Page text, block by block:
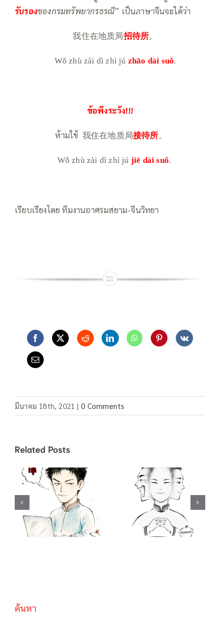
รับรองของกรมทรัพยากรธรณี” เป็นภาษาจีนจะได้ว่า
我住在地质局招待所。
Wǒ zhù zài dì zhì jú zhāo dài suǒ.
ข้อพึงระวัง!!!
ห้ามใช้ 我住在地质局接待所。
Wǒ zhù zài dì zhì jú jiē dài suǒ.
เรียบเรียงโดย ทีมงานอาศรมสยาม-จีนวิทยา
มีนาคม 18th, 2021 | 0 Comments
Related Posts
คำสแลง 酸民 ชาว
เน็ตขี้อิจฉา / 吃不
到葡萄说葡萄酸
กินองุ่นไม่ได้ เลย
บอกว่าองุ่นเปรี้ยว
คำสแลง “อยู่เป็น”
/ 死马当做活马医
ทำเต็มที่เผื่อจะมี
ปาฏิหาริย์ / 聪明
反被聪明误 คน
ฉลาดมักตกเป็น
ค้นหา